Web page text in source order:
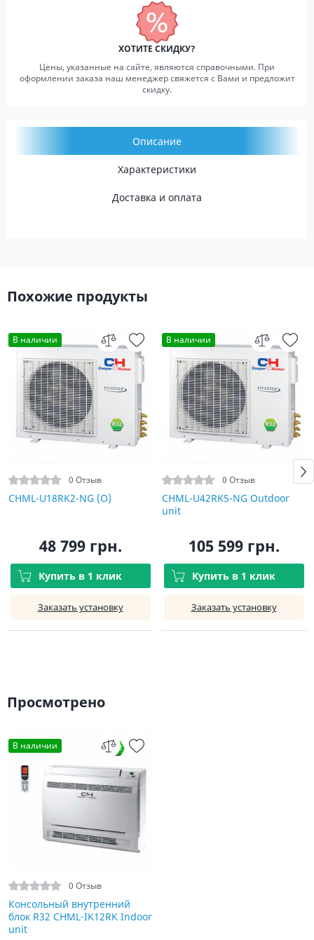
ХОТИТЕ СКИДКУ?
Цены, указанные на сайте, являются справочными. При
оформлении заказа наш менеджер свяжется с Вами и предложит
скидку.
Описание
Характеристики
Доставка и оплата
Похожие продукты
В наличии
0 Отзыв
CHML-U18RK2-NG (O)
48 799 грн.
Купить в 1 клик
Заказать установку
В наличии
0 Отзыв
CHML-U42RK5-NG Outdoor
unit
105 599 грн.
Купить в 1 клик
Заказать установку
Просмотрено
В наличии
0 Отзыв
Консольный внутренний
блок R32 CHML-IK12RK Indoor
unit